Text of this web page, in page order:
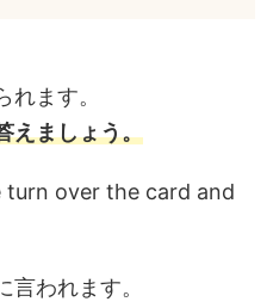
ます。
えましょう。
turn over the card and
われます。